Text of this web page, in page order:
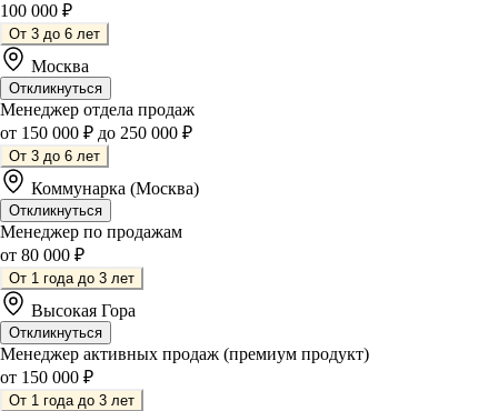
100 000 ₽
От 3 до 6 лет
Москва
Откликнуться
Менеджер отдела продаж
от 150 000 ₽ до 250 000 ₽
От 3 до 6 лет
Коммунарка (Москва)
Откликнуться
Менеджер по продажам
от 80 000 ₽
От 1 года до 3 лет
Высокая Гора
Откликнуться
Менеджер активных продаж (премиум продукт)
от 150 000 ₽
От 1 года до 3 лет